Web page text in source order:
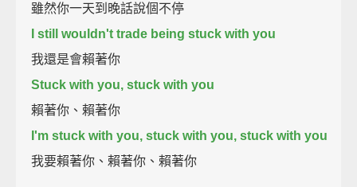
雖然你一天到晚話說個不停
I still wouldn't trade being stuck with you
我還是會賴著你
Stuck with you, stuck with you
賴著你、賴著你
I'm stuck with you, stuck with you, stuck with you
我要賴著你、賴著你、賴著你